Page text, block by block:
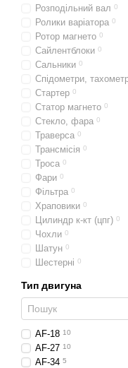
Розподільний вал 0
Ролики варіатора 0
Ротор магнето 0
Сайлентблоки 0
Сальники 0
Спідометри,
Стартер 0
Статор магнето 0
Стекло, фара 0
Траверса 0
Трансмісія 0
Троса 0
Фари 0
Фільтра 0
Храповики 0
Цилиндр к-кт (цпг) 0
Чохли 0
Шатун 0
Шестерні 0
Тип двигуна
AF-18 10
AF-27 10
AF-34 5